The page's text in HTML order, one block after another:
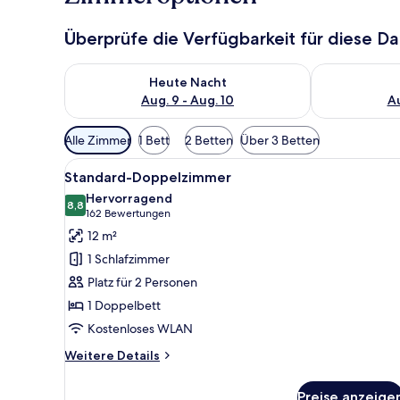
Überprüfe die Verfügbarkeit für diese
Heute Nacht
Aug. 9 - Aug. 10
Überprüfe die Verfügbarkeit für heute Nacht, Aug. 9
Überprüfe
Verfügbare
Filter
für
Zimmer
Alle Zimmer 1 Bett 2 Betten Über 3 Betten
Alle
Fotos
für
Standard-
Doppelzimmer
anzeigen
Ein Hotelzimmer mit Bett,
7
Standard-Doppelzimmer
8,88,8 von 10
Hervorragend
162 Bewertungen
(162
Bewertungen)
12 m²
1 Schlafzimmer
Platz für 2 Personen
1 Doppelbett
Kostenloses WLAN
Weitere Details
Weitere